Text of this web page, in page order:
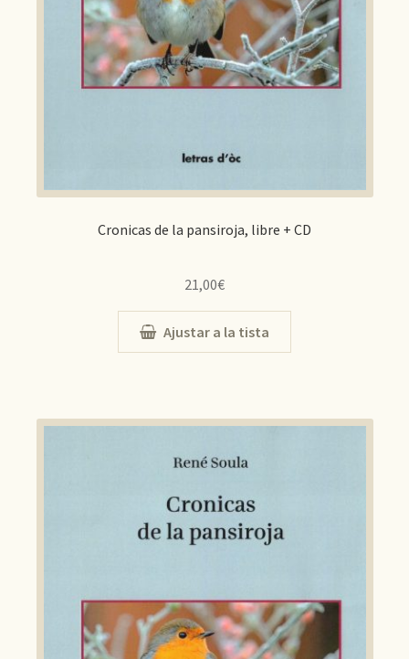
Cronicas de la pansiroja, libre + CD
21,00€
Ajustar a la tista